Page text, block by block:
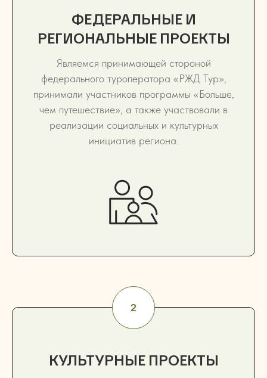
ФЕДЕРАЛЬНЫЕ И
РЕГИОНАЛЬНЫЕ ПРОЕКТЫ
Являемся принимающей стороной
федерального туроператора «РЖД Тур»,
принимали участников программы «Больше,
чем путешествие», а также участвовали в
реализации социальных и культурных
инициатив региона.
КУЛЬТУРНЫЕ ПРОЕКТЫ